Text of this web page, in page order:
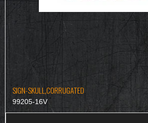
SIGN-SKULL,CORRUGATED
99205-16V